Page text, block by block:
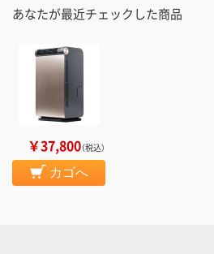
あなたが最近チェックした商品
￥37,800（税込）
カゴへ